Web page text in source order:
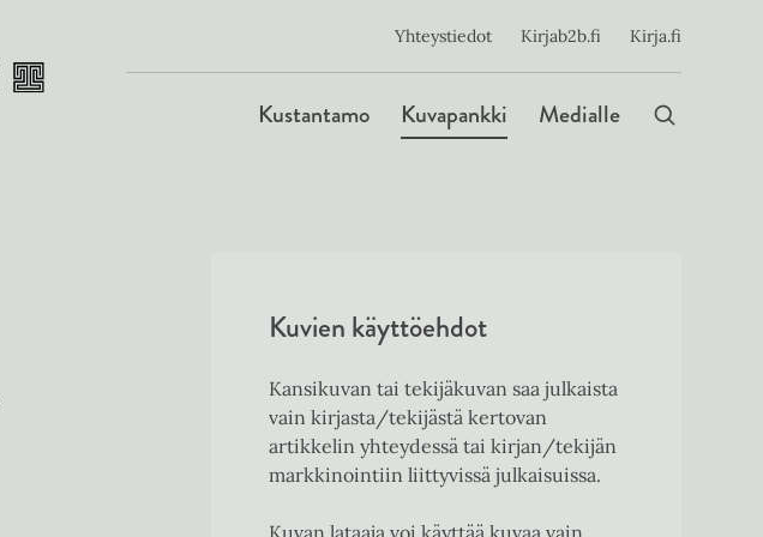
Yhteystiedot Kirjab2b.fi Kirja.fi
Päävalikko
Kustantamo Kuvapankki Medialle
Kuvien käyttöehdot
Kansikuvan tai tekijäkuvan saa julkaista
vain kirjasta/tekijästä kertovan
artikkelin yhteydessä tai kirjan/tekijän
markkinointiin liittyvissä julkaisuissa.
Kuvan lataaja voi käyttää kuvaa vain